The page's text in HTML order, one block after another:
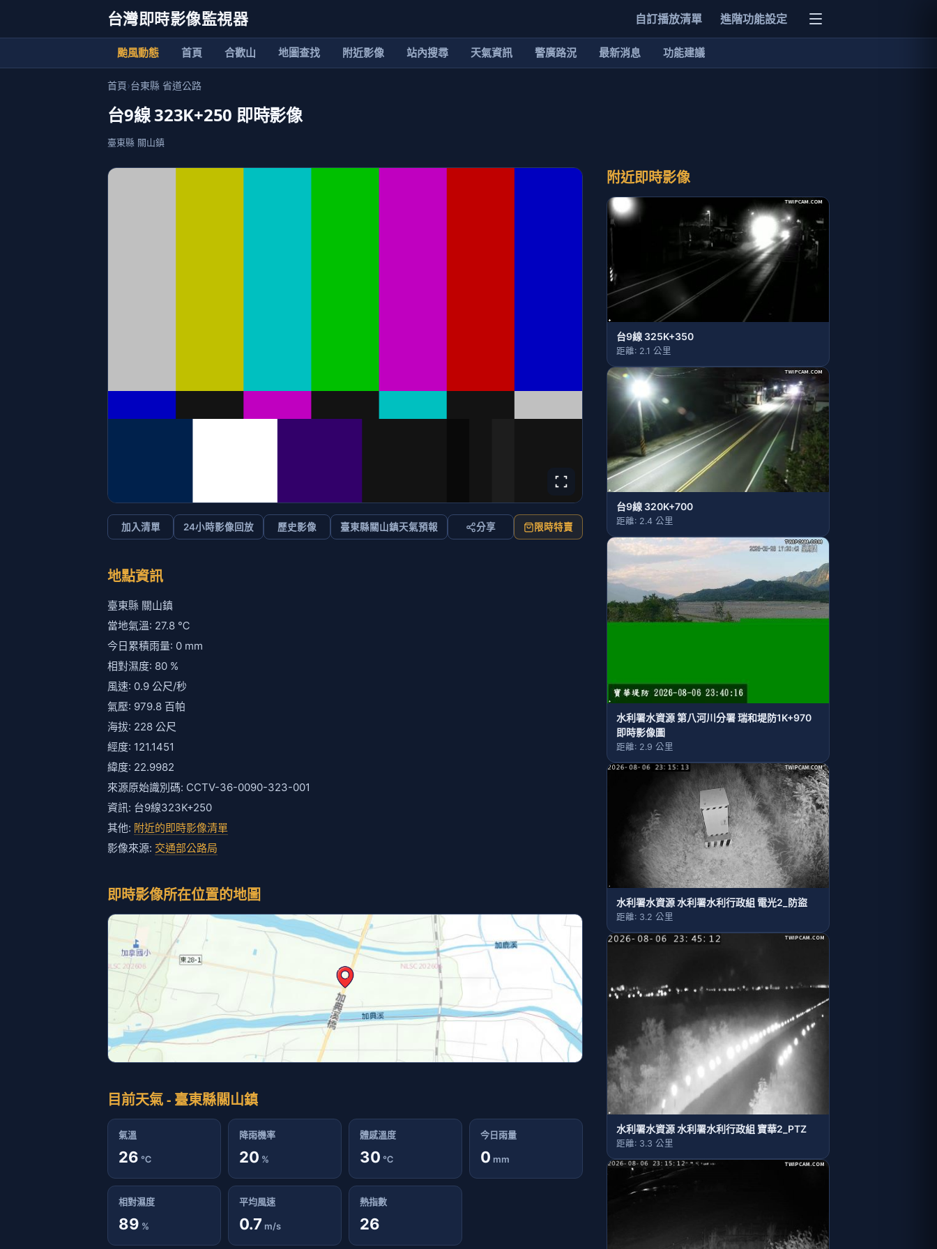
台灣即時影像監視器 自訂播放清單 進階功能設定
颱風動態 首頁 合歡山 地圖查找 附近影像 站內搜尋 天氣資訊 警廣路況 最新消息 功能建議
首頁›台東縣 省道公路
台9線 323K+250 即時影像
臺東縣 關山鎮
加入清單 24小時影像回放 歷史影像 臺東縣關山鎮天氣預報 分享 限時特賣
地點資訊
臺東縣 關山鎮
當地氣溫: 27.8 ℃
今日累積雨量: 0 mm
相對濕度: 80 %
風速: 0.9 公尺/秒
氣壓: 979.8 百帕
海拔: 228 公尺
經度: 121.1451
緯度: 22.9982
來源原始識別碼: CCTV-36-0090-323-001
資訊: 台9線323K+250
其他: 附近的即時影像清單
影像來源: 交通部公路局
即時影像所在位置的地圖
目前天氣 - 臺東縣關山鎮
氣溫
26 ℃
降雨機率
20 %
體感溫度
30 ℃
今日雨量
0 mm
相對濕度
89 %
平均風速
0.7 m/s
熱指數
26
附近即時影像
台9線 325K+350
距離: 2.1 公里
台9線 320K+700
距離: 2.4 公里
水利署水資源 第八河川分署 瑞和堤防1K+970
即時影像圖
距離: 2.9 公里
水利署水資源 水利署水利行政組 電光2_防盜
距離: 3.2 公里
水利署水資源 水利署水利行政組 寶華2_PTZ
距離: 3.3 公里